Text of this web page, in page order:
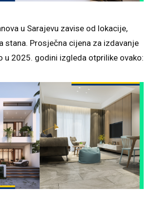
u Sarajevu zavise od lokacije,
stana. Prosječna cijena za izdavanje
u 2025. godini izgleda otprilike ovako: